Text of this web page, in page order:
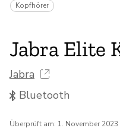
Kopfhörer
Jabra Elite
Jabra
Bluetooth
Überprüft am: 1. November 2023